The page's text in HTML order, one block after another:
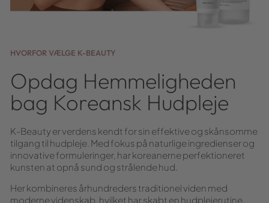
HVORFOR VÆLGE K-BEAUTY
Opdag Hemmeligheden
bag Koreansk Hudpleje
K-Beauty er verdens kendt for sin effektive og skånsomme
tilgang til hudpleje. Med fokus på naturlige ingredienser og
innovative formuleringer, har koreanerne perfektioneret
kunsten at opnå sund og strålende hud.
Her kombineres århundreders traditionel viden med
moderne videnskab, hvilket har skabt en hudplejerutine,